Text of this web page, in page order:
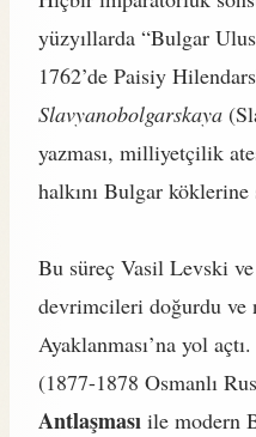
yüzyıllarda “Bulgar
1762’de Paisiy
Slavyanobolgarskaya
yazması, milliyetçilik
halkını Bulgar köklerine
Bu süreç Vasil Levski
devrimcileri doğurdu ve
Ayaklanması’na yol
(1877-1878 Osmanlı
Antlaşması ile modern